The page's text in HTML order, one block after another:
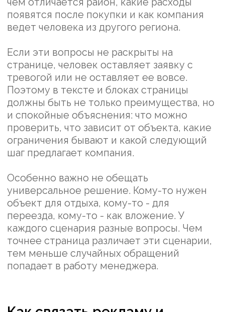
Материал также полезен для отдела
продаж. Если клиент пришел с общим
вопросом, менеджер может отправить
Это сокращает повторяющиеся разговоры
и помогает человеку подготовиться к
консультации: заранее подумать о
бюджете, цели покупки и желаемом
районе.
После размещения стоит смотреть не
только посещения, но и темы обращений.
Если люди стали чаще задавать
предметные вопросы по району и
документам, статья выполняет свою
задачу. Если обращения остаются
размытыми, нужно усилить форму,
или разделить спрос по отдельным
страницам.
Какие ошибки испортят
результат
Первая ошибка - обещать слишком
широко: все районы, любые бюджеты,
быстрый подбор и идеальные условия.
Такой текст приводит людей с разными